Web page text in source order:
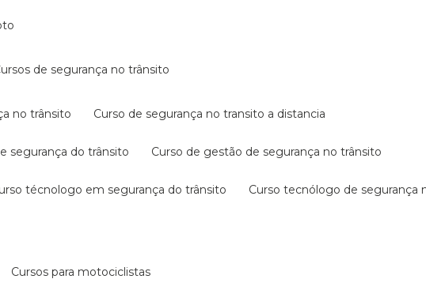
cursos de segurança no trânsito
no trânsito curso de segurança no transito a distancia
segurança do trânsito curso de gestão de segurança no trânsito
curso técnologo em segurança do trânsito curso tecnólogo de segurança
cursos para motociclistas